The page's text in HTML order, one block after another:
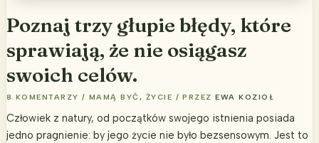
Poznaj trzy głupie błędy, które
sprawiają, że nie osiągasz
swoich celów.
8 KOMENTARZY / MAMĄ BYĆ , ŻYCIE / PRZEZEWA KOZIOŁ
Człowiek z natury, od początków swojego istnienia posiada
jedno pragnienie: by jego życie nie było bezsensowym. Jest to